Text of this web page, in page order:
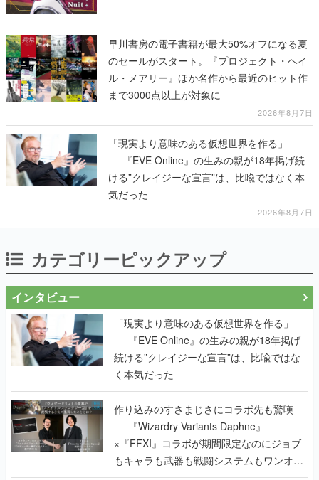
早川書房の電子書籍が最大50%オフになる夏
のセールがスタート。『プロジェクト・ヘイ
ル・メアリー』ほか名作から最近のヒット作
まで3000点以上が対象に
2026年8月7日
「現実より意味のある仮想世界を作る」
──『EVE Online』の生みの親が18年掲げ続
ける”クレイジーな宣言”は、比喩ではなく本
気だった
2026年8月7日
カテゴリーピックアップ
インタビュー
「現実より意味のある仮想世界を作る」
──『EVE Online』の生みの親が18年掲げ
続ける”クレイジーな宣言”は、比喩ではな
く本気だった
作り込みのすさまじさにコラボ先も驚嘆
──『Wizardry Variants Daphne』
×『FFXI』コラボが期間限定なのにジョブ
もキャラも武器も戦闘システムもワンオフ